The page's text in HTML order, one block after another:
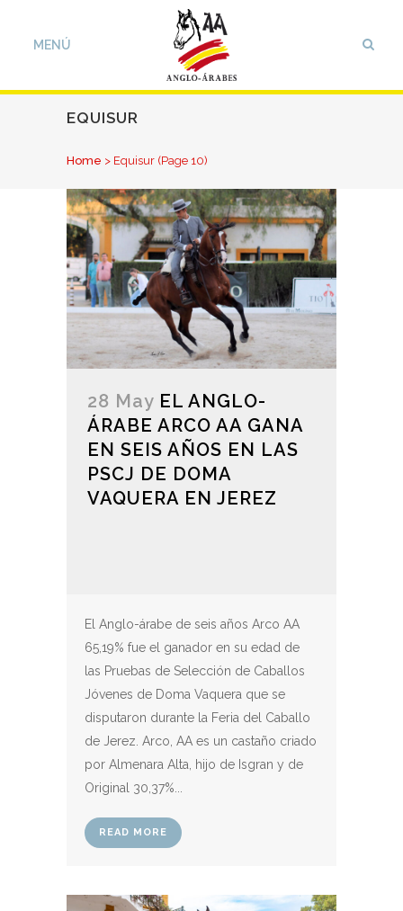
EQUISUR
Home > Equisur (Page 10)
28 May EL ANGLO-
ÁRABE ARCO AA GANA
EN SEIS AÑOS EN LAS
PSCJ DE DOMA
VAQUERA EN JEREZ
El Anglo-árabe de seis años Arco AA
65,19% fue el ganador en su edad de
las Pruebas de Selección de Caballos
Jóvenes de Doma Vaquera que se
disputaron durante la Feria del Caballo
de Jerez. Arco, AA es un castaño criado
por Almenara Alta, hijo de Isgran y de
Original 30,37%...
READ MORE